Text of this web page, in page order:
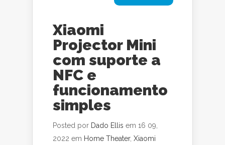
Xiaomi
Projector Mini
com suporte a
NFC e
funcionamento
simples
Posted por Dado Ellis em 16 09,
2022 em Home Theater, Xiaomi